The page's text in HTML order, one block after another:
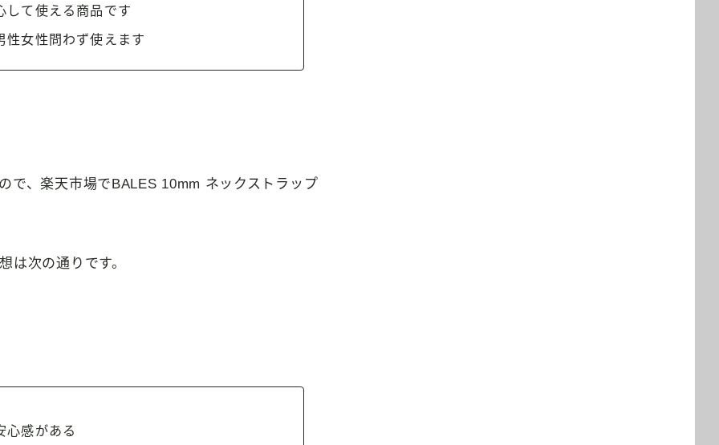
して使える商品です
性女性問わず使えます
で、楽天市場でBALES 10mm ネックストラップ
は次の通りです。
心感がある